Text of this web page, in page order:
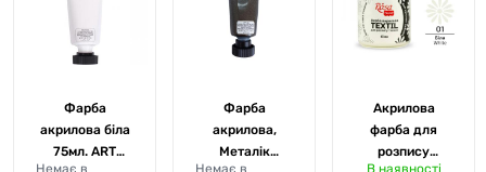
Фарба
акрилова біла
75мл. ART
Немає в
Фарба
акрилова,
Металік
Немає в
Акрилова
фарба для
розпису
В наявності